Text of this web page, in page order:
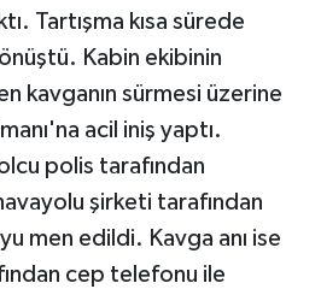
Tartışma kısa sürede
Kabin ekibinin
kavganın sürmesi üzerine
acil iniş yaptı.
polis tarafından
şirketi tarafından
men edildi. Kavga anı ise
cep telefonu ile